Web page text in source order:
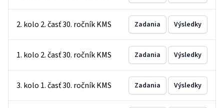
2. kolo 2. časť 30. ročník KMS Zadania Výsledky
1. kolo 2. časť 30. ročník KMS Zadania Výsledky
3. kolo 1. časť 30. ročník KMS Zadania Výsledky